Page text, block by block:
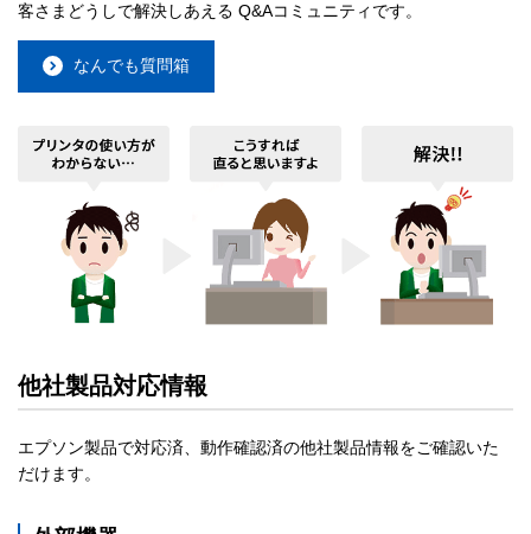
客さまどうしで解決しあえる Q&Aコミュニティです。
なんでも質問箱
他社製品対応情報
エプソン製品で対応済、動作確認済の他社製品情報をご確認いた
だけます。